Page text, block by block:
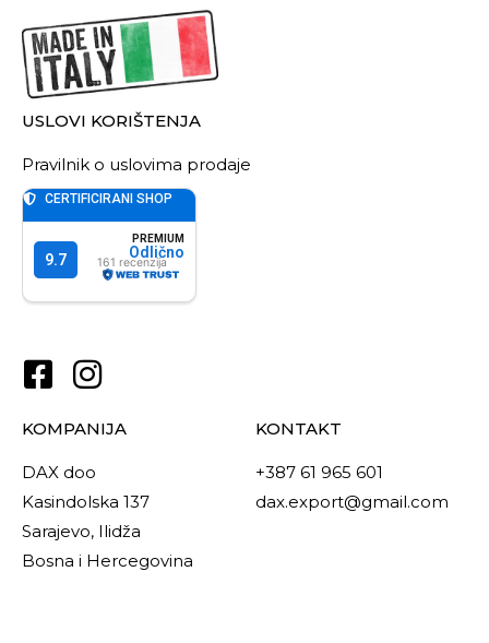
USLOVI KORIŠTENJA
Pravilnik o uslovima prodaje
KOMPANIJA
DAX doo
Kasindolska 137
Sarajevo, Ilidža
Bosna i Hercegovina
KONTAKT
+387 61 965 601
dax.export@gmail.com